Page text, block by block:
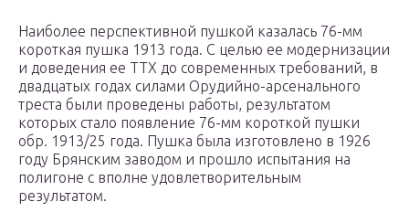
Наиболее перспективной пушкой казалась 76-мм
короткая пушка 1913 года. С целью ее модернизации
и доведения ее ТТХ до современных требований, в
двадцатых годах силами Орудийно-арсенального
треста были проведены работы, результатом
которых стало появление 76-мм короткой пушки
обр. 1913/25 года. Пушка была изготовлено в 1926
году Брянским заводом и прошло испытания на
полигоне с вполне удовлетворительным
результатом.